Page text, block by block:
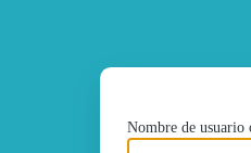
Nombre de usuario